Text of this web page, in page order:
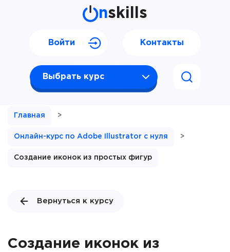
nskills
Выбрать курс
Войти Контакты
Главная >
Онлайн-курс по Adobe Illustrator с нуля >
Создание иконок из простых фигур
Вернуться к курсу
Создание иконок из